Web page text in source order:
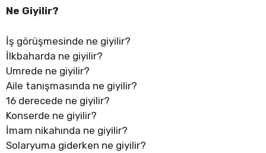
Ne Giyilir?
İş görüşmesinde ne giyilir?
İlkbaharda ne giyilir?
Umrede ne giyilir?
Aile tanışmasında ne giyilir?
16 derecede ne giyilir?
Konserde ne giyilir?
İmam nikahında ne giyilir?
Solaryuma giderken ne giyilir?